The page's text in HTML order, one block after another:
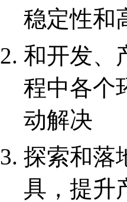
稳定性和
和开发、
程中各个
动解决
探索和落
具，提升